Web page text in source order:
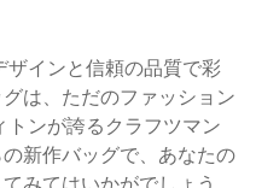
ザインと信頼の品質で彩
は、ただのファッション
トンが誇るクラフツマン
新作バッグで、あなたの